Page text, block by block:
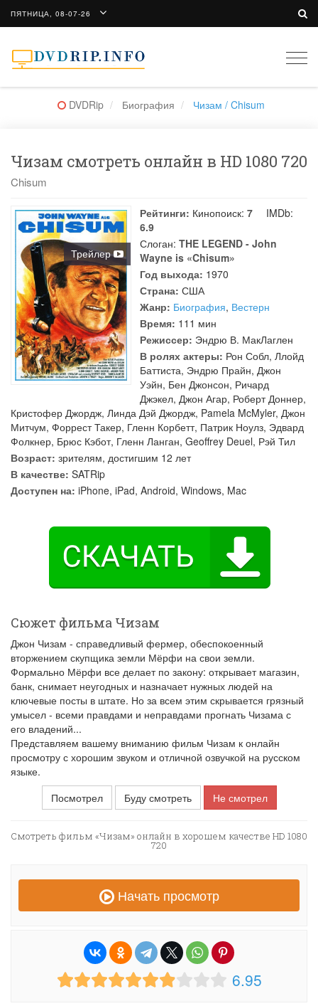
ПЯТНИЦА, 08-07-26
DVDRip Биография Чизам / Chisum
Чизам смотреть онлайн в HD 1080 720
Chisum
Трейлер
Рейтинги: Кинопоиск: 7
IMDb:
6.9
Слоган: THE LEGEND - John
Wayne is «Chisum»
Год выхода: 1970
Страна: США
Жанр: Биография, Вестерн
Время: 111 мин
Режиссер: Эндрю В. МакЛаглен
В ролях актеры: Рон Собл, Ллойд
Баттиста, Эндрю Прайн, Джон
Уэйн, Бен Джонсон, Ричард
Джэкел, Джон Агар, Роберт Доннер,
Кристофер Джордж, Линда Дэй Джордж, Pamela McMyler, Джон
Митчум, Форрест Такер, Гленн Корбетт, Патрик Ноулз, Эдвард
Фолкнер, Брюс Кэбот, Гленн Ланган, Geoffrey Deuel, Рэй Тил
Возраст: зрителям, достигшим 12 лет
В качестве: SATRip
Доступен на: iPhone, iPad, Android, Windows, Mac
Сюжет фильма Чизам
Джон Чизам - справедливый фермер, обеспокоенный
вторжением скупщика земли Мёрфи на свои земли.
Формально Мёрфи все делает по закону: открывает магазин,
банк, снимает неугодных и назначает нужных людей на
ключевые посты в штате. Но за всем этим скрывается грязный
умысел - всеми правдами и неправдами прогнать Чизама с
его владений...
Представляем вашему вниманию фильм Чизам к онлайн
просмотру с хорошим звуком и отличной озвучкой на русском
языке.
Посмотрел
Буду смотреть Не смотрел
Смотреть фильм «Чизам» онлайн в хорошем качестве HD 1080
720
Начать просмотр
6.95